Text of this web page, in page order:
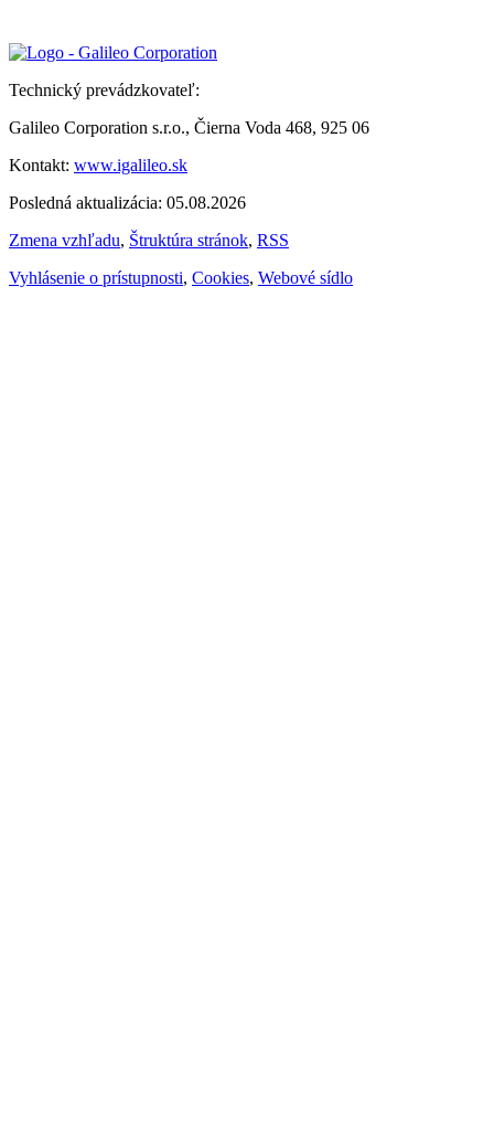
Technický prevádzkovateľ:
Galileo Corporation s.r.o., Čierna Voda 468, 925 06
Kontakt: www.igalileo.sk
Posledná aktualizácia: 05.08.2026
Zmena vzhľadu, Štruktúra stránok, RSS
Vyhlásenie o prístupnosti, Cookies, Webové sídlo